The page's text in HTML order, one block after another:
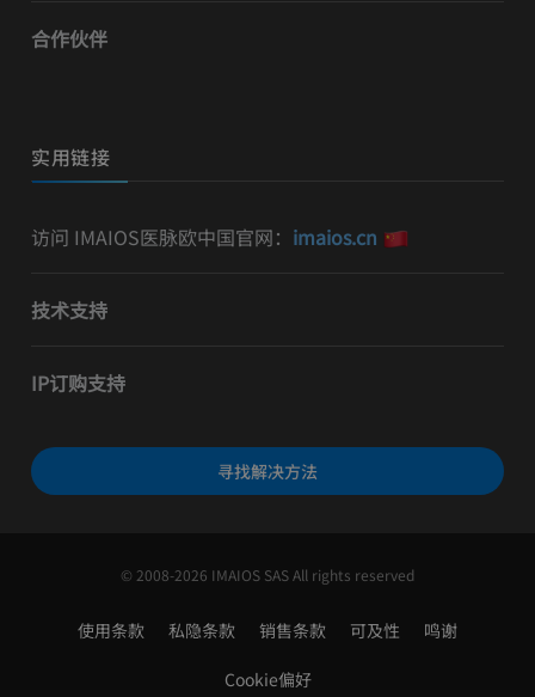
合作伙伴
实用链接
访问 IMAIOS医脉欧中国官网： imaios.cn
技术支持
IP订购支持
寻找解决方法
© 2008-2026 IMAIOS SAS All rights reserved
使用条款 私隐条款 销售条款 可及性 鸣谢
Cookie偏好